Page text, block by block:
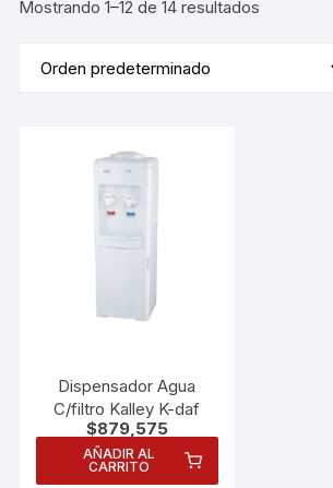
Mostrando 1–12 de 14 resultados
Dispensador Agua
C/filtro Kalley K-daf
$879,575
AÑADIR AL
CARRITO